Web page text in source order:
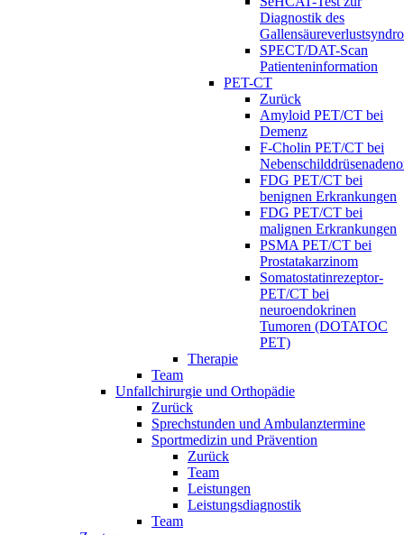
Diagnostik des
SPECT/DAT-Scan
Patienteninformation
PET-CT
Zurück
Amyloid PET/CT bei
Demenz
F-Cholin PET/CT bei
FDG PET/CT bei
benignen Erkrankungen
FDG PET/CT bei
malignen Erkrankungen
PSMA PET/CT bei
Prostatakarzinom
Somatostatinrezeptor-
PET/CT bei
neuroendokrinen
Tumoren (DOTATOC
PET)
Therapie
Team
Unfallchirurgie und Orthopädie
Zurück
Sprechstunden und Ambulanztermine
Sportmedizin und Prävention
Zurück
Team
Leistungen
Leistungsdiagnostik
Team